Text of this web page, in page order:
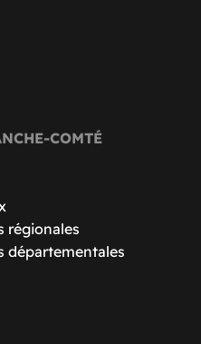
COMTÉ
régionales
départementales